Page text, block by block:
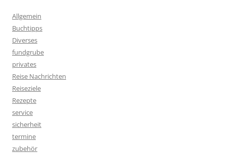
Allgemein
Buchtipps
Diverses
fundgrube
privates
Reise Nachrichten
Reiseziele
Rezepte
service
sicherheit
termine
zubehör